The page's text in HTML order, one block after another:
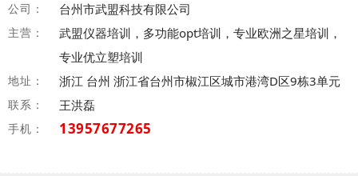
公司： 台州市武盟科技有限公司
主营：
武盟仪器培训，多功能opt培训，专业欧洲之星培训，
专业优立塑培训
地址： 浙江 台州 浙江省台州市椒江区城市港湾D区9栋3单元
联系： 王洪磊
手机： 13957677265